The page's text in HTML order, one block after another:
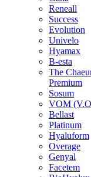
Reneall
Success
Evolution
Univelo
Hyamax
B-esta
The
Premium
Sosum
VOM
Bellast
Platinum
Hyaluform
Overage
Genyal
Facetem